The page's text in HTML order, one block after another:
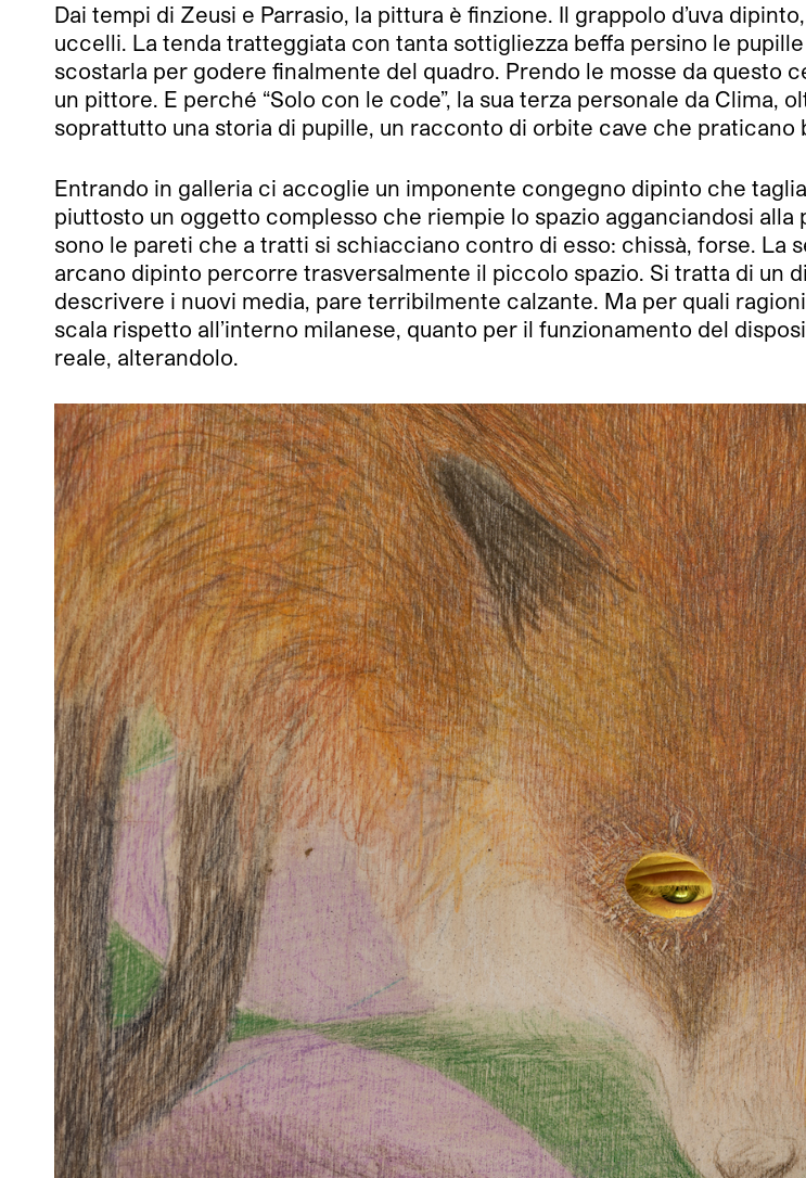
Dai tempi di Zeusi e Parrasio, la pittura è finzione. Il grappolo d’uva
uccelli. La tenda tratteggiata con tanta sottigliezza beffa persino le
scostarla per godere finalmente del quadro. Prendo le mosse da questo
un pittore. E perché “Solo con le code”, la sua terza personale da
soprattutto una storia di pupille, un racconto di orbite cave che praticano
Entrando in galleria ci accoglie un imponente congegno dipinto che
piuttosto un oggetto complesso che riempie lo spazio agganciandosi
sono le pareti che a tratti si schiacciano contro di esso: chissà, forse. La
arcano dipinto percorre trasversalmente il piccolo spazio. Si tratta di un
descrivere i nuovi media, pare terribilmente calzante. Ma per quali
scala rispetto all’interno milanese, quanto per il funzionamento del
reale, alterandolo.